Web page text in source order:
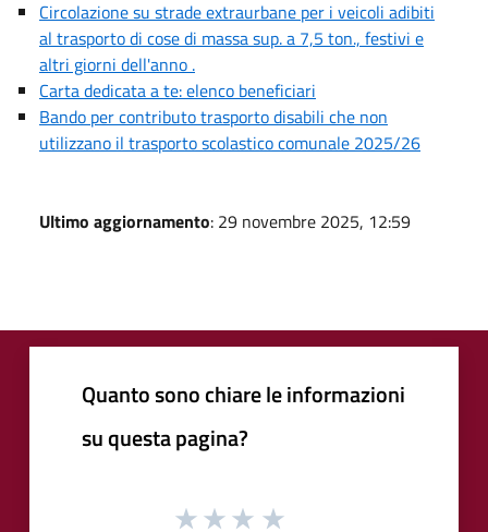
Circolazione su strade extraurbane per i veicoli adibiti
al trasporto di cose di massa sup. a 7,5 ton., festivi e
altri giorni dell'anno .
Carta dedicata a te: elenco beneficiari
Bando per contributo trasporto disabili che non
utilizzano il trasporto scolastico comunale 2025/26
Ultimo aggiornamento: 29 novembre 2025, 12:59
Quanto sono chiare le informazioni
su questa pagina?